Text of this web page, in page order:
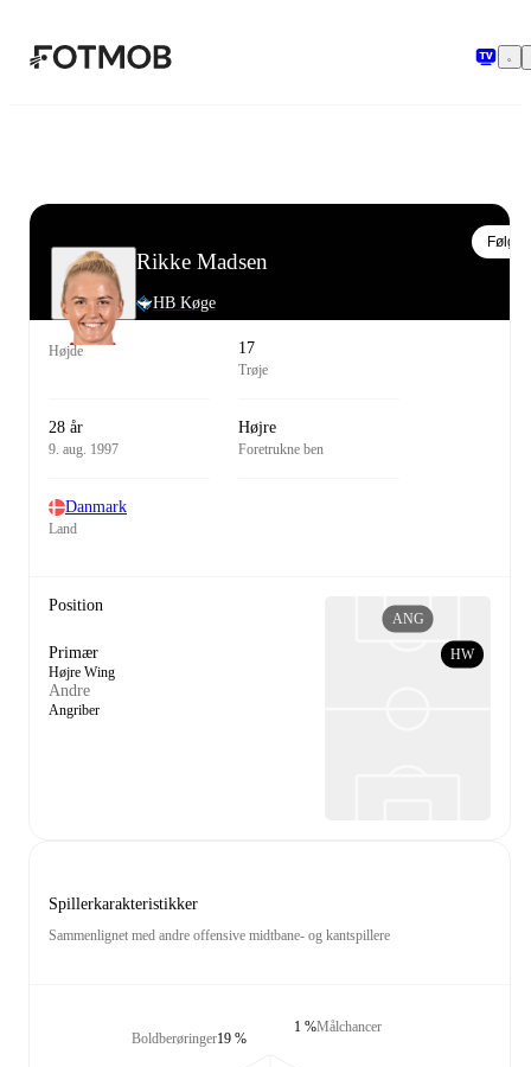
Rikke Madsen
HB Køge
Følg
Højde 17
Trøje
28 år
9. aug. 1997
Højre
Foretrukne ben
Danmark
Land
Position
Primær
Højre Wing
Andre
Angriber
HW
ANG
Spillerkarakteristikker
Sammenlignet med andre offensive midtbane- og kantspillere
Boldberøringer19 %
Målchancer
1 %